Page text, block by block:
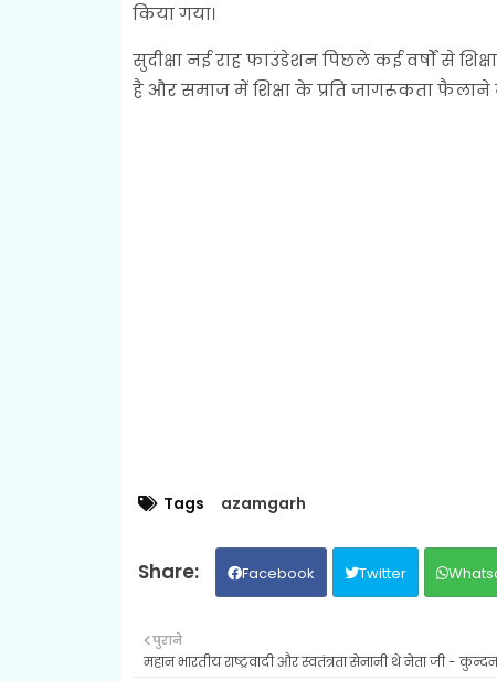
किया गया।
सुदीक्षा नई राह फाउंडेशन पिछले कई वर्षों से
है और समाज में शिक्षा के प्रति जागरूकता फैलाने
Tags azamgarh
Facebook Twitter
पुराने
महान भारतीय राष्ट्रवादी और स्वतंत्रता सेनानी थे नेता जी - कुन्दन